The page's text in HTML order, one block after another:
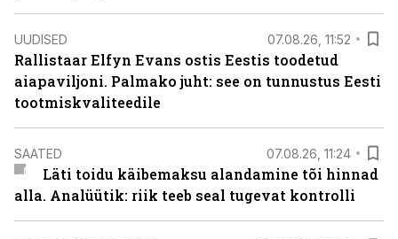
UUDISED 07.08.26, 11:52
Rallistaar Elfyn Evans ostis Eestis toodetud
aiapaviljoni. Palmako juht: see on tunnustus Eesti
tootmiskvaliteedile
SAATED 07.08.26, 11:24
Läti toidu käibemaksu alandamine tõi hinnad
alla. Analüütik: riik teeb seal tugevat kontrolli